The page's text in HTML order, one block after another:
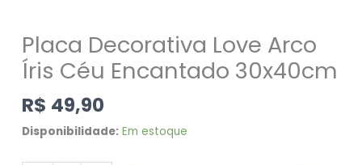
Placa Decorativa Love Arco
Íris Céu Encantado 30x40cm
R$ 49,90
Disponibilidade: Em estoque